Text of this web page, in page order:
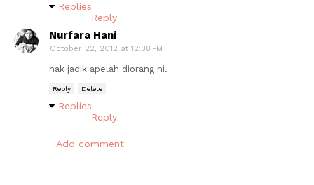
Replies
Reply
Nurfara Hani
October 22, 2012 at 12:38 PM
nak jadik apelah diorang ni.
Reply Delete
Replies
Reply
Add comment